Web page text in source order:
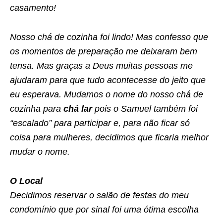
casamento!
Nosso chá de cozinha foi lindo! Mas confesso que
os momentos de preparação me deixaram bem
tensa. Mas graças a Deus muitas pessoas me
ajudaram para que tudo acontecesse do jeito que
eu esperava. Mudamos o nome do nosso chá de
cozinha para chá larpois o Samuel também foi
“escalado” para participar e, para não ficar só
coisa para mulheres, decidimos que ficaria melhor
mudar o nome.
O Local
Decidimos reservar o salão de festas do meu
condomínio que por sinal foi uma ótima escolha